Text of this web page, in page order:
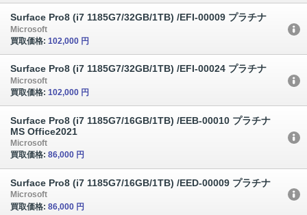
Surface Pro8 (i7 1185G7/32GB/1TB) /EFI-00009 プラチナ
Microsoft
買取価格: 102,000 円
Surface Pro8 (i7 1185G7/32GB/1TB) /EFI-00024 プラチナ
Microsoft
買取価格: 102,000 円
Surface Pro8 (i7 1185G7/16GB/1TB) /EEB-00010 プラチナ
MS Office2021
Microsoft
買取価格: 86,000 円
Surface Pro8 (i7 1185G7/16GB/1TB) /EED-00009 プラチナ
Microsoft
買取価格: 86,000 円